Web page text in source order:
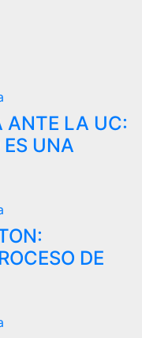
ANTE LA UC:
UNA
DE